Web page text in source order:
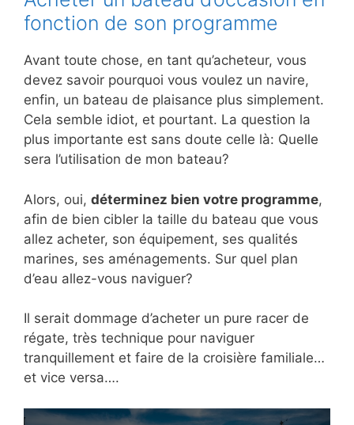
fonction de son programme
Avant toute chose, en tant qu’acheteur, vous
devez savoir pourquoi vous voulez un navire,
enfin, un bateau de plaisance plus simplement.
Cela semble idiot, et pourtant. La question la
plus importante est sans doute celle là: Quelle
sera l’utilisation de mon bateau?
Alors, oui, déterminez bien votre programme,
afin de bien cibler la taille du bateau que vous
allez acheter, son équipement, ses qualités
marines, ses aménagements. Sur quel plan
d’eau allez-vous naviguer?
Il serait dommage d’acheter un pure racer de
régate, très technique pour naviguer
tranquillement et faire de la croisière familiale…
et vice versa….